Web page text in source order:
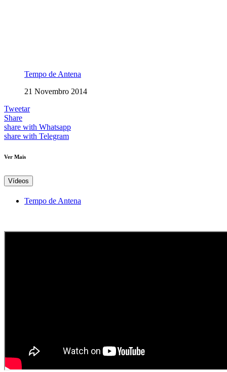
Tempo de Antena
21 Novembro 2014
Tweetar
Share
share with Whatsapp
share with Telegram
Ver Mais
Vídeos
Tempo de Antena